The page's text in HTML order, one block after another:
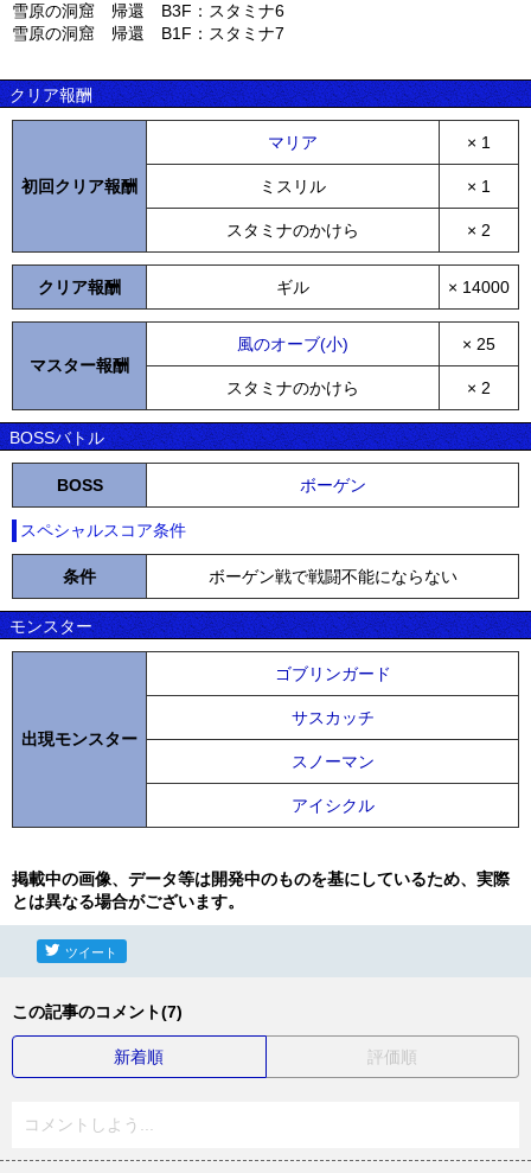
雪原の洞窟 帰還 B3F：スタミナ6
雪原の洞窟 帰還 B1F：スタミナ7
クリア報酬
初回クリア報酬
マリア × 1
ミスリル × 1
スタミナのかけら × 2
クリア報酬 ギル × 14000
マスター報酬
風のオーブ(小) × 25
スタミナのかけら × 2
BOSSバトル
BOSS ボーゲン
スペシャルスコア条件
条件 ボーゲン戦で戦闘不能にならない
モンスター
出現モンスター
ゴブリンガード
サスカッチ
スノーマン
アイシクル
掲載中の画像、データ等は開発中のものを基にしているため、実際
とは異なる場合がございます。
ツイート
この記事のコメント(7)
新着順 評価順
コメントしよう...